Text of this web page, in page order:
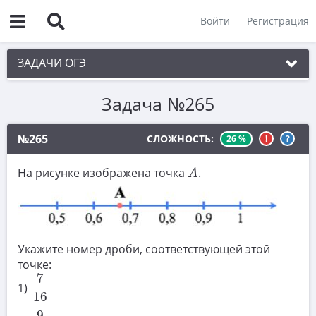
Войти Регистрация
ЗАДАЧИ ОГЭ
1. Практическая задача 1-5
2. См. раздел 1
3. См. раздел 1
4. См. раздел 1
5. См. раздел 1
6. Вычисления с дробями
7. Координатная прямая. Числовые
неравенства
8. Степени и корни
Задача №265
№265 СЛОЖНОСТЬ: 26 % ! ?
На рисунке изображена точка A
A.
Укажите номер дроби, соответствующей этой
точке:
1)
7
16
716
916